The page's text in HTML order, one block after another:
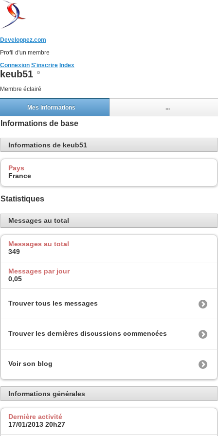
Developpez.com
Profil d'un membre
Connexion S'inscrire Index
keub51
Membre éclairé
Mes informations ...
Informations de base
Informations de keub51
Pays
France
Statistiques
Messages au total
Messages au total
349
Messages par jour
0,05
Trouver tous les messages
Trouver les dernières discussions commencées
Voir son blog
Informations générales
Dernière activité
17/01/2013 20h27